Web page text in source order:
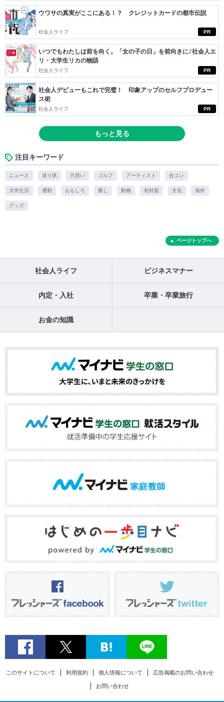
PR
ウワサの真実がここにある！？ クレジットカードの都市伝説
社会人ライフ
PR
いつでもわたしは前を向く。「女の子の日」を前向きに♪社会人エ
リ・大学生リカの物語
社会人ライフ
PR
社会人デビューもこれで完璧！ 印象アップのセルフプロデュー
ス術
社会人ライフ
もっと見る
注目キーワード
ニュース 送り状 片思い ゴルフ アーティスト 合コン
大学生活 通勤 おもしろ 癒し 動物 初対面 文化 海外
グッズ
ページトップへ
社会人ライフ ビジネスマナー
内定・入社 卒業・卒業旅行
お金の知識
このサイトについて 利用規約 個人情報について 広告掲載のお問い合わせ
お問い合わせ